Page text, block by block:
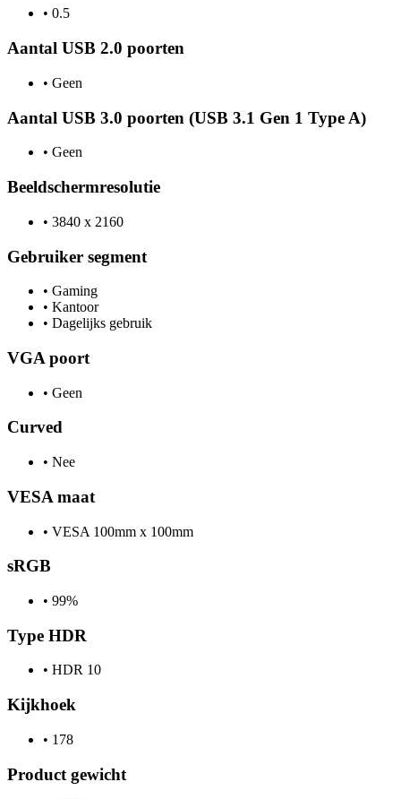
• 0.5
Aantal USB 2.0 poorten
• Geen
Aantal USB 3.0 poorten (USB 3.1 Gen 1 Type A)
• Geen
Beeldschermresolutie
• 3840 x 2160
Gebruiker segment
• Gaming
• Kantoor
• Dagelijks gebruik
VGA poort
• Geen
Curved
• Nee
VESA maat
• VESA 100mm x 100mm
sRGB
• 99%
Type HDR
• HDR 10
Kijkhoek
• 178
Product gewicht